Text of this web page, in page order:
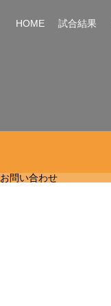
HOME 試合結果
お問い合わせ